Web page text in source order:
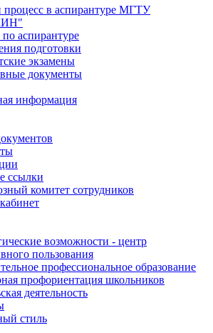
в аспирантуре МГТУ
аспирантуре
подготовки
экзамены
документы
информация
ссылки
комитет сотрудников
возможности - центр
пользования
профессиональное образование
профориентация школьников
деятельность
стиль